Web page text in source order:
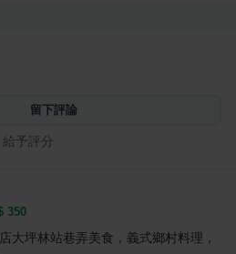
留下評論
給予評分
350
大坪林站巷弄美食，義式鄉村料理，